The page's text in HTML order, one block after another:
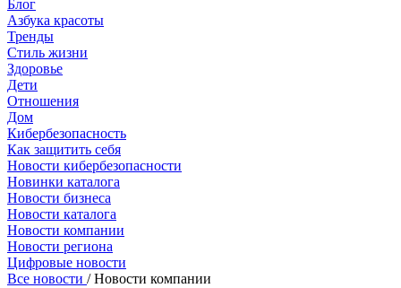
Блог
Азбука красоты
Тренды
Стиль жизни
Здоровье
Дети
Отношения
Дом
Кибербезопасность
Как защитить себя
Новости кибербезопасности
Новинки каталога
Новости бизнеса
Новости каталога
Новости компании
Новости региона
Цифровые новости
Все новости / Новости компании